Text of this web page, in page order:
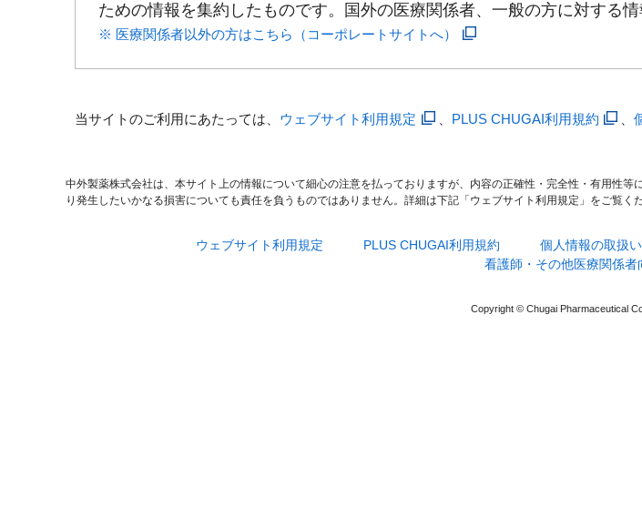
ための情報を集約したものです。国外の医療関係者、一般の方に対する
※ 医療関係者以外の方はこちら（コーポレートサイトへ）
当サイトのご利用にあたっては、 ウェブサイト利用規定 PLUS CHUGAI利用規約 、
中外製薬株式会社は、本サイト上の情報について細心の注意を払っておりますが、内容の正確性・完全性・有用性
り発生したいかなる損害についても責任を負うものではありません。詳細は下記「ウェブサイト利用規定」をご覧くだ
ウェブサイト利用規定 PLUS CHUGAI利用規約 個人情報の取扱
看護師・その他医療関係者
Copyright © Chugai Pharmaceutical